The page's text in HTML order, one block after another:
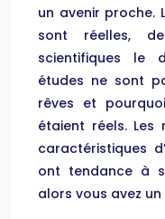
un avenir proche.
sont réelles,
scientifiques le
études ne sont
rêves et
étaient réels. Les
caractéristiques
ont tendance à
alors vous avez un